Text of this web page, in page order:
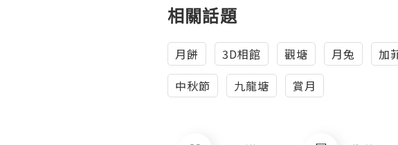
相關話題
月餅 3D相館 觀塘 月兔 加
中秋節
九龍塘 賞月